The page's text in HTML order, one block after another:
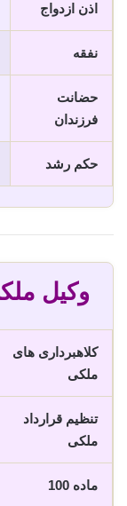
اذن ازدواج
نفقه
حضانت
فرزندان
حکم رشد
وکیل
کلاهبرداری های
ملکی
تنظیم قرارداد
ملکی
ماده 100